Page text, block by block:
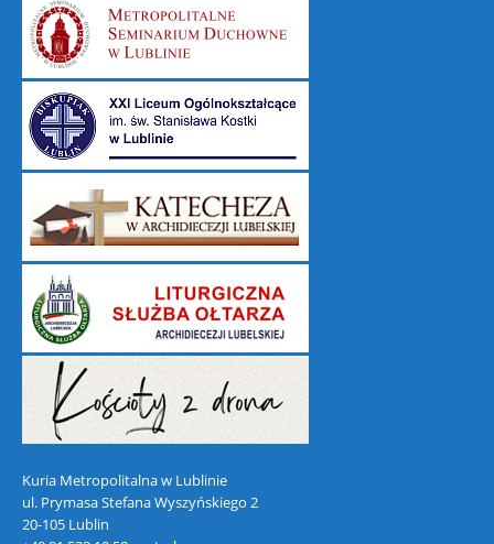
Kuria Metropolitalna w Lublinie
ul. Prymasa Stefana Wyszyńskiego 2
20-105 Lublin